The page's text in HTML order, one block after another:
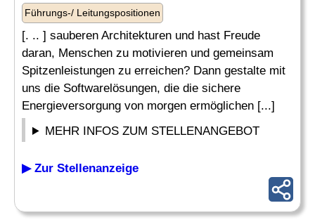
Führungs-/ Leitungspositionen
[. .. ] sauberen Architekturen und hast Freude
daran, Menschen zu motivieren und gemeinsam
Spitzenleistungen zu erreichen? Dann gestalte mit
uns die Softwarelösungen, die die sichere
Energieversorgung von morgen ermöglichen [...]
MEHR INFOS ZUM STELLENANGEBOT
▶ Zur Stellenanzeige